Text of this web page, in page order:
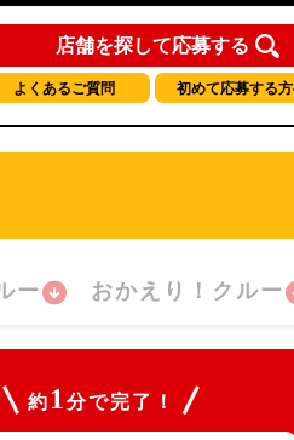
店舗を探して応募する
よくあるご質問 初めて応募する
ー おかえり！クルー
約 1 分で完了！